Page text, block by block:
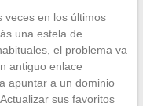
veces en los últimos
una estela de
el problema va
antiguo enlace
apuntar a un dominio
sus favoritos